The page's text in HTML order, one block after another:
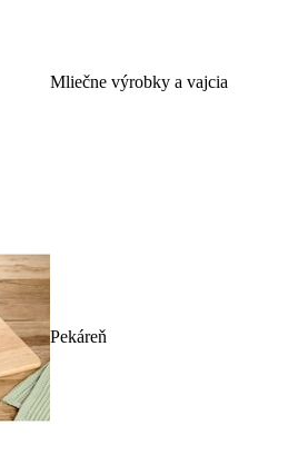
Mliečne výrobky a vajcia
Pekáreň